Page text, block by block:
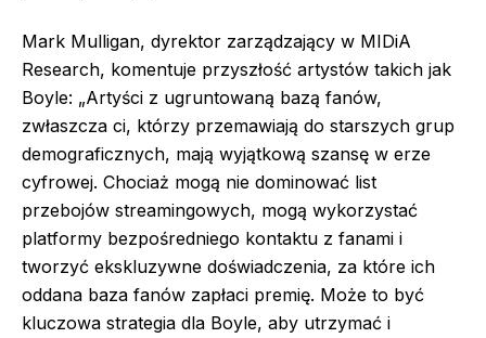
Mark Mulligan, dyrektor zarządzający w MIDiA
Research, komentuje przyszłość artystów takich jak
Boyle: „Artyści z ugruntowaną bazą fanów,
zwłaszcza ci, którzy przemawiają do starszych grup
demograficznych, mają wyjątkową szansę w erze
cyfrowej. Chociaż mogą nie dominować list
przebojów streamingowych, mogą wykorzystać
platformy bezpośredniego kontaktu z fanami i
tworzyć ekskluzywne doświadczenia, za które ich
oddana baza fanów zapłaci premię. Może to być
kluczowa strategia dla Boyle, aby utrzymać i